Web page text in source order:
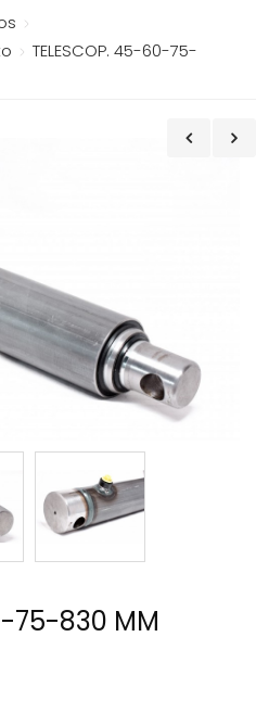
TELESCOP. 45-60-75-
75-830 MM